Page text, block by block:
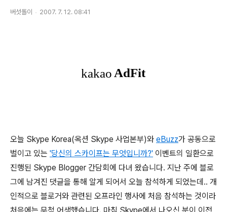
버섯돌이 2007. 7. 12. 08:41
오늘 Skype Korea(옥션 Skype 사업본부)와 eBuzz가 공동으로
벌이고 있는 '당신의 스카이프는 무엇입니까?' 이벤트의 일환으로
진행된 Skype Blogger 간담회에 다녀 왔습니다. 지난 주에 블로
그에 남겨진 댓글을 통해 알게 되어서 오늘 참석하게 되었는데.. 개
인적으로 블로거와 관련된 오프라인 행사에 처음 참석하는 것이라